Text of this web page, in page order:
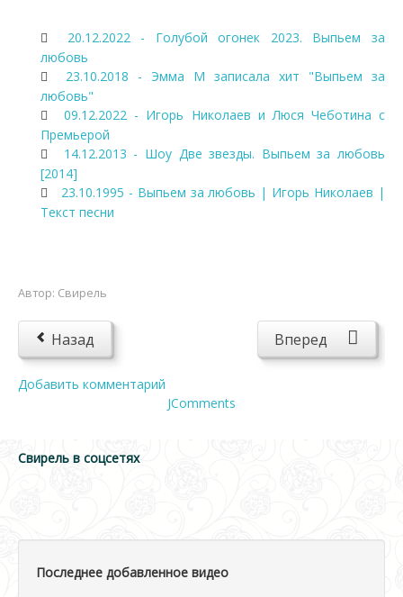
20.12.2022 - Голубой огонек 2023. Выпьем за
любовь
23.10.2018 - Эмма М записала хит "Выпьем за
любовь"
09.12.2022 - Игорь Николаев и Люся Чеботина с
Премьерой
14.12.2013 - Шоу Две звезды. Выпьем за любовь
[2014]
23.10.1995 - Выпьем за любовь | Игорь Николаев |
Текст песни
Автор: Свирель
Назад Вперед
Добавить комментарий
JComments
Свирель в соцсетях
Последнее добавленное видео